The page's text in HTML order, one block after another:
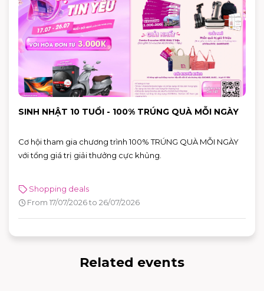
SINH NHẬT 10 TUỔI - 100% TRÚNG QUÀ MỖI NGÀY
Cơ hội tham gia chương trình 100% TRÚNG QUÀ MỖI NGÀY
với tổng giá trị giải thưởng cực khủng.
Shopping deals
From 17/07/2026 to 26/07/2026
Related events